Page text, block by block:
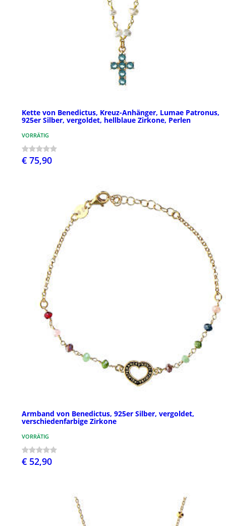
Kette von Benedictus, Kreuz-Anhänger, Lumae Patronus,
925er Silber, vergoldet, hellblaue Zirkone, Perlen
VORRÄTIG
€ 75,90
Armband von Benedictus, 925er Silber, vergoldet,
verschiedenfarbige Zirkone
VORRÄTIG
€ 52,90